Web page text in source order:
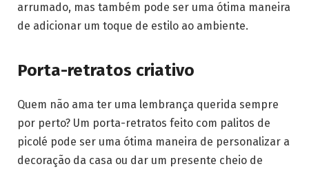
arrumado, mas também pode ser uma ótima maneira
de adicionar um toque de estilo ao ambiente.
Porta-retratos criativo
Quem não ama ter uma lembrança querida sempre
por perto? Um porta-retratos feito com palitos de
picolé pode ser uma ótima maneira de personalizar a
decoração da casa ou dar um presente cheio de